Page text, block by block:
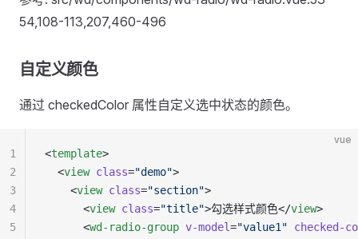
54,108-113,207,460-496
自定义颜色
通过 checkedColor 属性自定义选中状态的颜色。
vue
<template>
  <
view class="demo">
    <
view class="section">
      <
view class="title">勾选样式颜色</view>
      <
wd-radio-group v-model="value1" checked-
1
2
3
4
5